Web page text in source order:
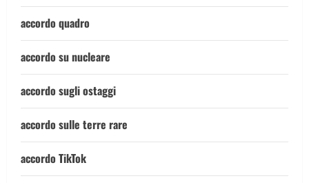
accordo quadro
accordo su nucleare
accordo sugli ostaggi
accordo sulle terre rare
accordo TikTok